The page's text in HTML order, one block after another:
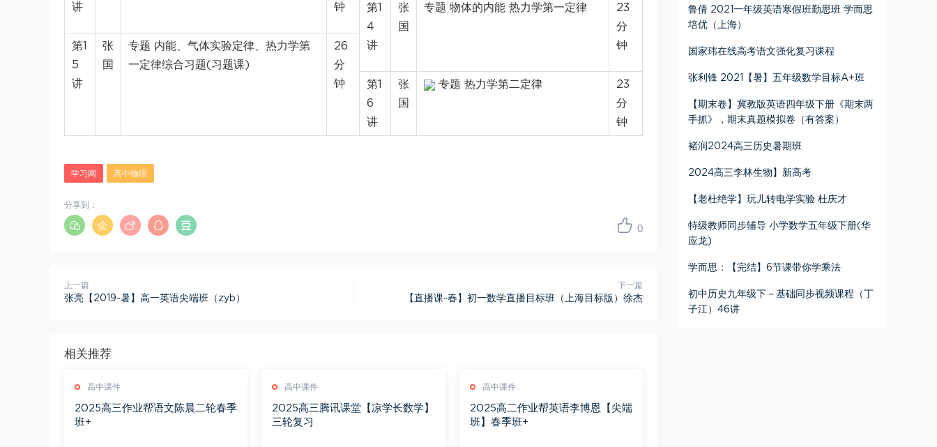
讲
钟
第1
4
讲
张
国
专题 物体的内能 热力学第一定律
23
分
钟
第1
5
讲
张
国
专题 内能、气体实验定律、热力学第
一定律综合习题(习题课)
26
分
钟
第1
6
讲
张
国
专题 热力学第二定律
23
分
钟
学习网 高中物理
0
分享到：
上一篇
张亮【2019-暑】高一英语尖端班（zyb）
下一篇
【直播课-春】初一数学直播目标班（上海目标版）徐杰
相关推荐
高中课件
2025高三作业帮语文陈晨二轮春季
班+
高中课件
2025高三腾讯课堂【凉学长数学】
三轮复习
高中课件
2025高二作业帮英语李博恩【尖端
班】春季班+
鲁倩 2021一年级英语寒假班勤思班 学而思
培优（上海）
国家玮在线高考语文强化复习课程
张利锋 2021【暑】五年级数学目标A+班
【期末卷】冀教版英语四年级下册《期末两
手抓》，期末真题模拟卷（有答案）
褚润2024高三历史暑期班
2024高三李林生物】新高考
【老杜绝学】玩儿转电学实验 杜庆才
特级教师同步辅导 小学数学五年级下册(华
应龙)
学而思：【完结】6节课带你学乘法
初中历史九年级下－基础同步视频课程（丁
子江）46讲